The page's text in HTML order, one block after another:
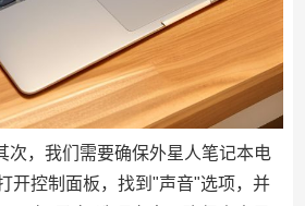
次，我们需要确保外星人笔记本电
开控制面板，找到"声音"选项，并